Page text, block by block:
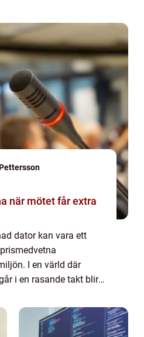
dator kan vara ett
I en värld där
i en rasande takt blir